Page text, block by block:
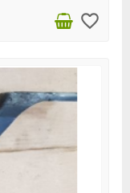
favorite_border